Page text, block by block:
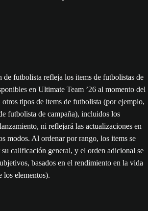
futbolista refleja los items de futbolistas de
en Ultimate Team ’26 al momento del
tipos de items de futbolista (por ejemplo,
futbolista de campaña), incluidos los
ni reflejará las actualizaciones en
modos. Al ordenar por rango, los items se
calificación general, y el orden adicional se
basados en el rendimiento en la vida
los elementos).